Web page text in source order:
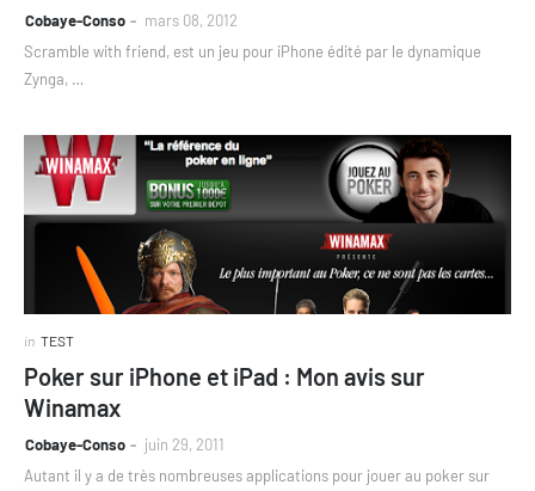
Cobaye-Conso
mars 08, 2012
Scramble with friend, est un jeu pour iPhone édité par le dynamique
Zynga, …
in TEST
Poker sur iPhone et iPad : Mon avis sur
Winamax
Cobaye-Conso
juin 29, 2011
Autant il y a de très nombreuses applications pour jouer au poker sur